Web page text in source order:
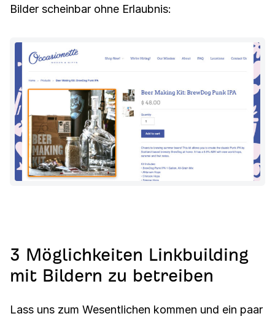
Bilder scheinbar ohne Erlaubnis:
3 Möglichkeiten Linkbuilding
mit Bildern zu betreiben
Lass uns zum Wesentlichen kommen und ein paar